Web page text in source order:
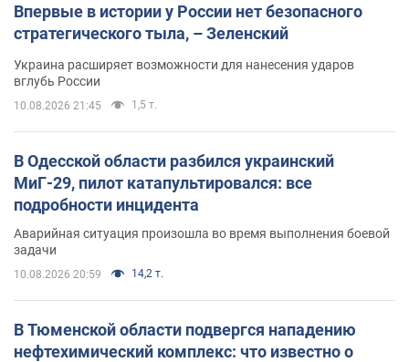
Впервые в истории у России нет безопасного
стратегического тыла, – Зеленский
Украина расширяет возможности для нанесения ударов
вглубь России
10.08.2026 21:45 1,5 т.
В Одесской области разбился украинский
МиГ-29, пилот катапультировался: все
подробности инцидента
Аварийная ситуация произошла во время выполнения боевой
задачи
10.08.2026 20:59 14,2 т.
В Тюменской области подвергся нападению
нефтехимический комплекс: что известно о